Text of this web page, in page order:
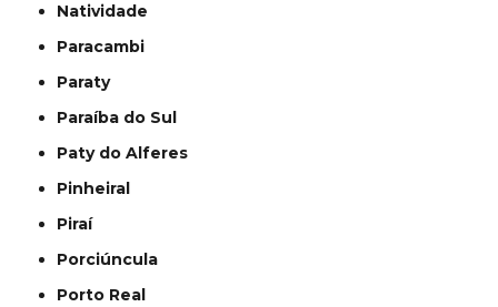
Natividade
Paracambi
Paraty
Paraíba do Sul
Paty do Alferes
Pinheiral
Piraí
Porciúncula
Porto Real